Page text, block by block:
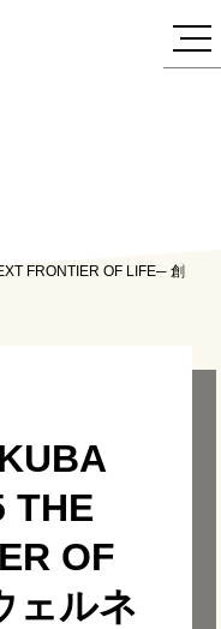
FRONTIER OF LIFE─ 創
THE
OF
ェルネ